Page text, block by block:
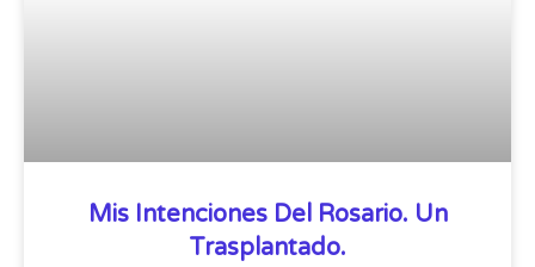
Mis Intenciones Del Rosario. Un
Trasplantado.